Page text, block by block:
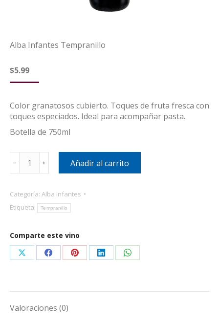
Alba Infantes Tempranillo
$5.99
Color granatosos cubierto. Toques de fruta fresca con
toques especiados. Ideal para acompañar pasta.
Botella de 750ml
Infantes
cantidad
﹣ ﹢ Añadir al carrito
Categoría: Alba Infantes
Etiqueta:
Tempranillo
Comparte este vino
Share
X
Share
Facebook
Share
Pinterest
Share
LinkedIn
Share
WhatsApp
Valoraciones (0)